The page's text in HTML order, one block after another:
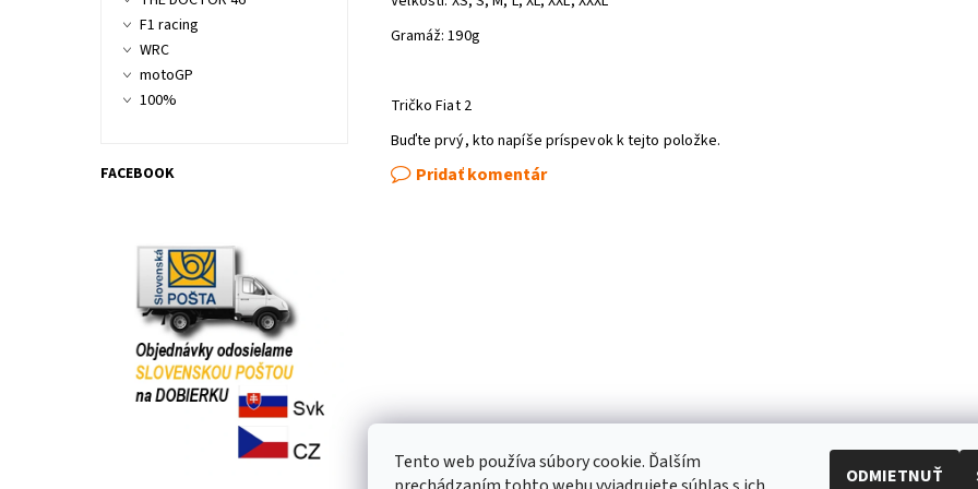
Gramáž: 190g
Tričko Fiat 2
Buďte prvý, kto napíše príspevok k tejto položke.
Pridať komentár
F1 racing
WRC
motoGP
100%
FACEBOOK
Tento web používa súbory cookie. Ďalším
ODMIETNUŤ